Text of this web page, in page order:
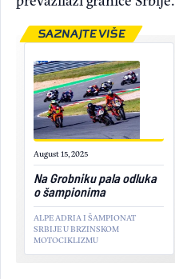
August 15, 2025
Na Grobniku pala odluka
o šampionima
ALPE ADRIA I ŠAMPIONAT
SRBIJE U BRZINSKOM
MOTOCIKLIZMU
SAZNAJTE VIŠE